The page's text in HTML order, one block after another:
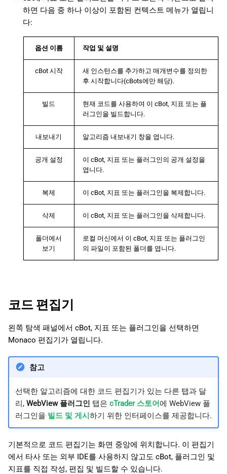
하면 다음 중 하나 이상이 포함된 컨텍스트 메뉴가 열립니
다:
옵션 이름 작업 및 설명
cBot 시작
새 인스턴스를 추가하고 매개변수를 정의한
후 시작합니다(cBots에만 해당).
빌드
현재 코드를 사용하여 이 cBot, 지표 또는 플
러그인을 빌드합니다.
내보내기 알고리즘 내보내기 창을 엽니다.
공개 설정
이 cBot, 지표 또는 플러그인의 공개 설정을
엽니다.
복제 이 cBot, 지표 또는 플러그인을 복제합니다.
삭제 이 cBot, 지표 또는 플러그인을 삭제합니다.
폴더에서
보기
로컬 머신에서 이 cBot, 지표 또는 플러그인
의 파일이 포함된 폴더를 엽니다.
코드 편집기
왼쪽 탐색 패널에서 cBot, 지표 또는 플러그인을 선택하면
Monaco 편집기가 열립니다.
참고
선택한 알고리즘에 대한 코드 편집기가 있는 다른 탭과 달
리, WebView 플러그인 탭은 cTrader 스토어에 WebView 플
러그인을 빌드 및 게시하기 위한 인터페이스를 제공합니다.
기본적으로 코드 편집기는 화면 중앙에 위치합니다. 이 편집기
에서 타사 또는 외부 IDE를 사용하지 않고도 cBot, 플러그인 및
지표를 직접 작성, 편집 및 빌드할 수 있습니다.